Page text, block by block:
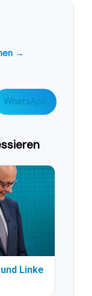
→
WhatsApp
Linke